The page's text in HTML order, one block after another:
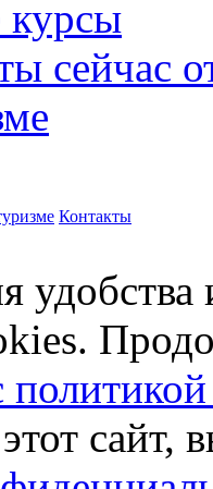
курсы
сейчас
Контакты
сайт,